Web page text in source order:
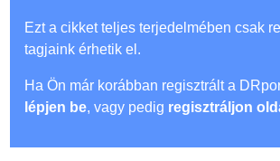
Ezt a cikket teljes terjedelmében csak
tagjaink érhetik el.
Ha Ön már korábban regisztrált a
lépjen be, vagy pedig regisztráljon